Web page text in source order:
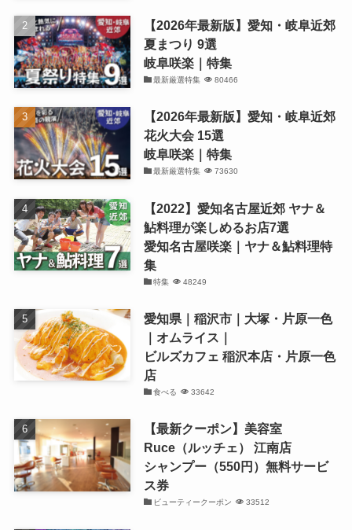
【2026年最新版】愛知・岐阜近郊
夏まつり 9選
岐阜咲楽｜特集
最新厳選特集 80466
【2026年最新版】愛知・岐阜近郊
花火大会 15選
岐阜咲楽｜特集
最新厳選特集 73630
【2022】愛知名古屋近郊 ヤナ＆
鮎料理が楽しめるお店7選
愛知名古屋咲楽｜ヤナ＆鮎料理特
集
特集 48249
愛知県｜稲沢市｜大塚・片原一色
｜オムライス｜
ビルズカフェ 稲沢本店・片原一色
店
食べる 33642
【最新クーポン】美容室
Ruce（ルッチェ） 江南店
シャンプー（550円）無料サービ
ス券
ビューティークーポン 33512